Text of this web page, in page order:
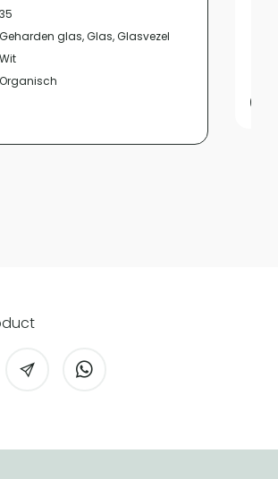
35
Geharden glas, Glas, Glasvezel
Wit
Organisch